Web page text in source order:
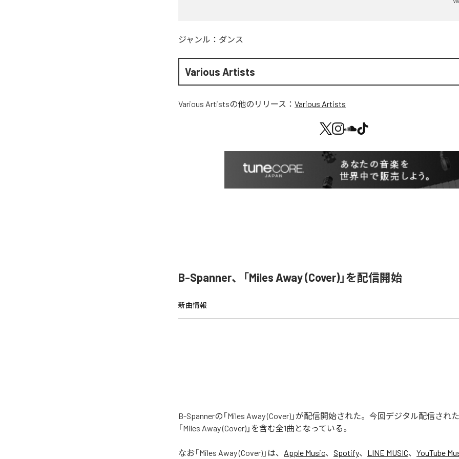
ジャンル： ダンス
Various Artists
Various Artistsの他のリリース： Various Artists
B-Spanner、「Miles Away (Cover)」を配信開始
新曲情報
B-Spannerの「Miles Away (Cover)」が配信開始された。今回デジタル配信され
「Miles Away (Cover)」を含む全1曲となっている。
なお「Miles Away (Cover) 」は、 Apple Music、 Spotify、 LINE MUSIC、 YouTube